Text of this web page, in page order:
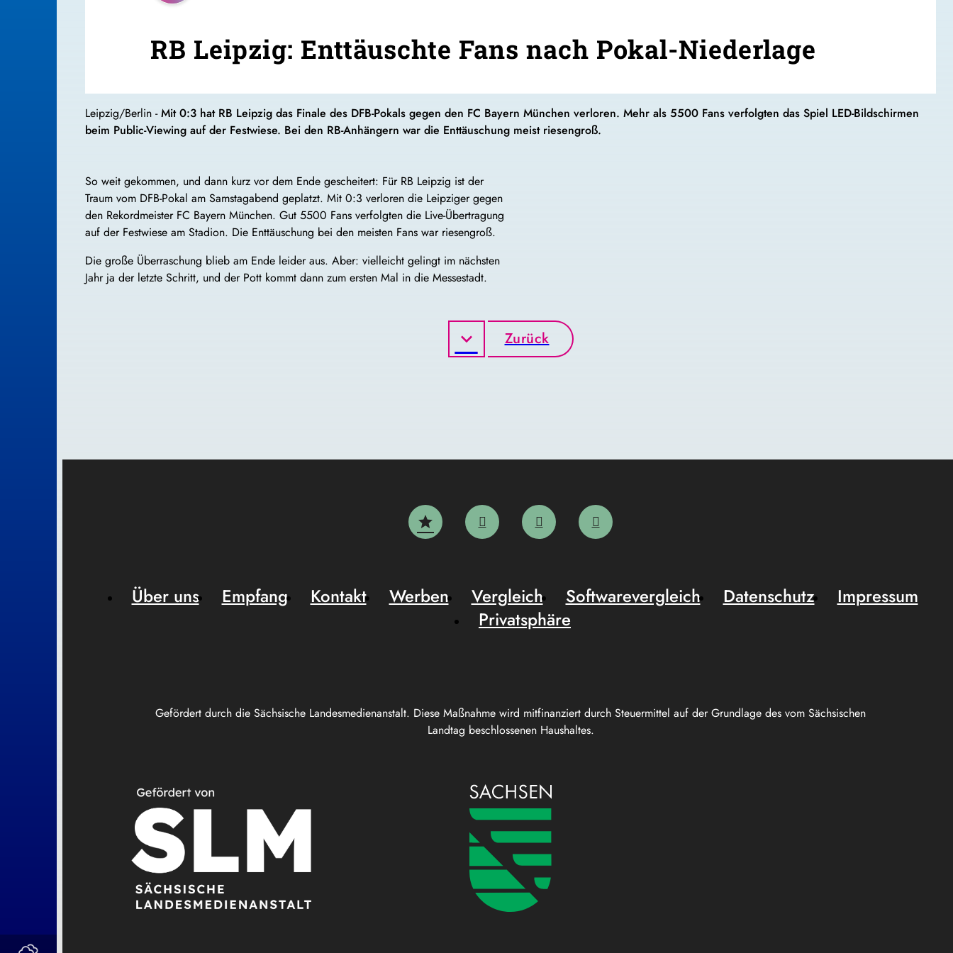
RB Leipzig: Enttäuschte Fans nach Pokal-Niederlage
Leipzig/Berlin -Mit 0:3 hat RB Leipzig das Finale des DFB-Pokals gegen den FC Bayern München verloren. Mehr als 5500 Fans verfolgten das Spiel LED-Bildschirmen
beim Public-Viewing auf der Festwiese. Bei den RB-Anhängern war die Enttäuschung meist riesengroß.
So weit gekommen, und dann kurz vor dem Ende gescheitert: Für RB Leipzig ist der
Traum vom DFB-Pokal am Samstagabend geplatzt. Mit 0:3 verloren die Leipziger gegen
den Rekordmeister FC Bayern München. Gut 5500 Fans verfolgten die Live-Übertragung
auf der Festwiese am Stadion. Die Enttäuschung bei den meisten Fans war riesengroß.
Die große Überraschung blieb am Ende leider aus. Aber: vielleicht gelingt im nächsten
Jahr ja der letzte Schritt, und der Pott kommt dann zum ersten Mal in die Messestadt.
Zurück
Gefördert durch die Sächsische Landesmedienanstalt. Diese Maßnahme wird mitfinanziert durch Steuermittel auf der Grundlage des vom Sächsischen
Landtag beschlossenen Haushaltes.
Über uns Empfang Kontakt Werben Vergleich Softwarevergleich Datenschutz
Impressum
Privatsphäre